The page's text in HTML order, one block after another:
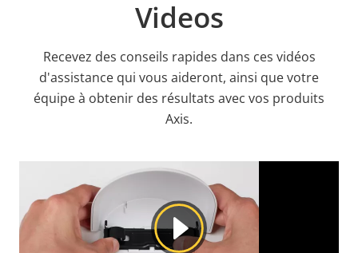
Videos
Recevez des conseils rapides dans ces vidéos
d'assistance qui vous aideront, ainsi que votre
équipe à obtenir des résultats avec vos produits
Axis.